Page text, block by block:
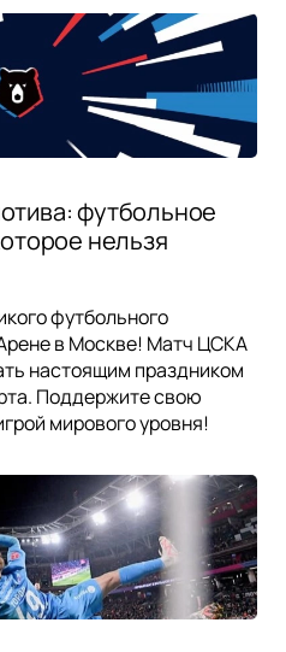
футбольное
нельзя
футбольного
в Москве! Матч ЦСКА
настоящим праздником
Поддержите свою
мирового уровня!